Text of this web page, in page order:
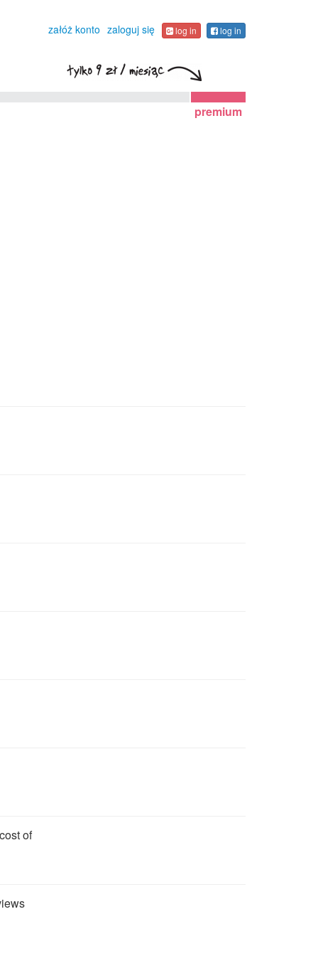
załóż konto zaloguj się log in log in
premium
of